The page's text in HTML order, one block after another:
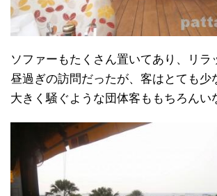
ソファーもたくさん置いてあり、リラ
昼過ぎの訪問だったが、客はとても少
大きく騒ぐような団体客ももちろんい